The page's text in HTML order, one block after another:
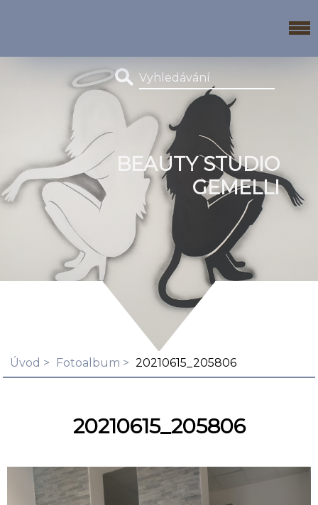
BEAUTY STUDIO
GEMELLI
Úvod Fotoalbum 20210615_205806
20210615_205806